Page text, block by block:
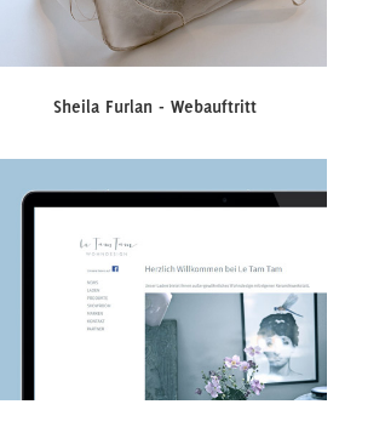
Sheila Furlan - Webauftritt